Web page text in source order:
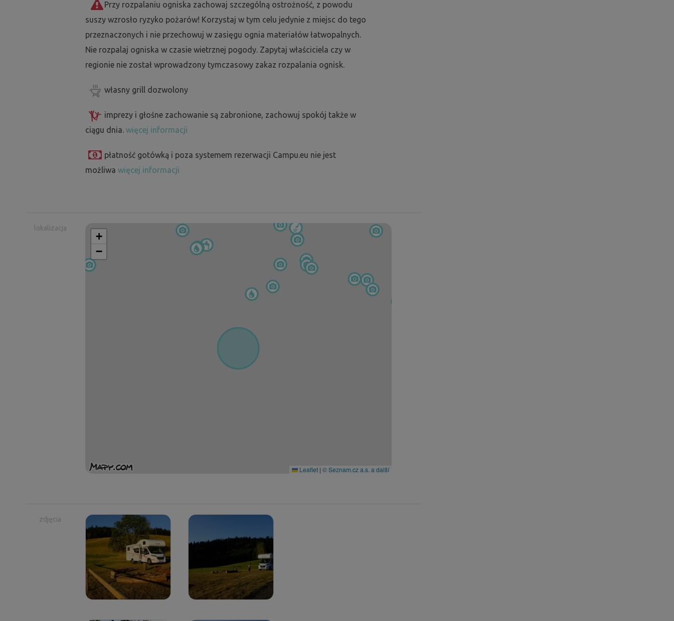
Przy rozpalaniu ogniska zachowaj szczególną ostrożność, z powodu
suszy wzrosło ryzyko pożarów! Korzystaj w tym celu jedynie z miejsc do tego
przeznaczonych i nie przechowuj w zasięgu ognia materiałów łatwopalnych.
Nie rozpalaj ogniska w czasie wietrznej pogody. Zapytaj właściciela czy w
regionie nie został wprowadzony tymczasowy zakaz rozpalania ognisk.
własny grill dozwolony
imprezy i głośne zachowanie są zabronione, zachowuj spokój także w
ciągu dnia. więcej informacji
płatność gotówką i poza systemem rezerwacji Campu.eu nie jest
możliwa więcej informacji
lokalizacja
+
−
Leaflet | © Seznam.cz a.s. a další
zdjęcia